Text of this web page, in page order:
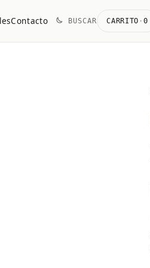
Contacto BUSCAR CARRITO · 0